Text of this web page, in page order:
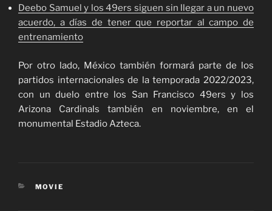
Deebo Samuel y los 49ers siguen sin llegar a un nuevo
acuerdo, a días de tener que reportar al campo de
entrenamiento
Por otro lado, México también formará parte de los
partidos internacionales de la temporada 2022/2023,
con un duelo entre los San Francisco 49ers y los
Arizona Cardinals también en noviembre, en el
monumental Estadio Azteca.
CATEGORIES
MOVIE